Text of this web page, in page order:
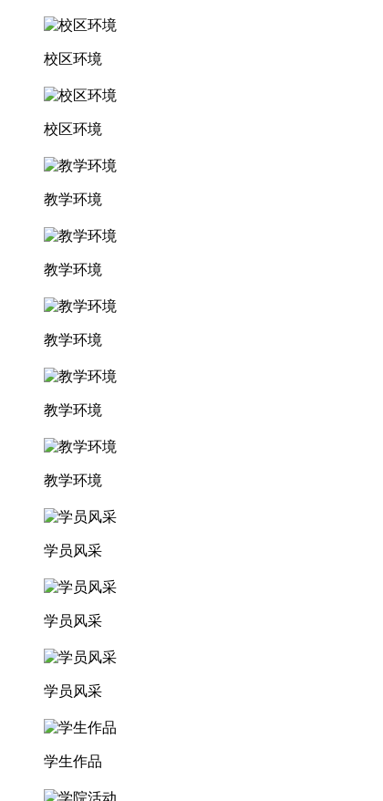
校区环境
校区环境
教学环境
教学环境
教学环境
教学环境
教学环境
学员风采
学员风采
学员风采
学生作品